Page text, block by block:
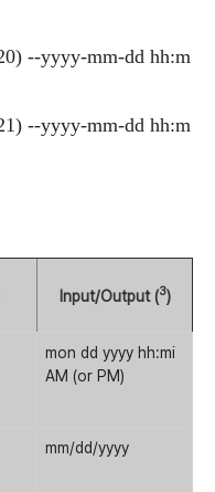
--yyyy-mm-dd hh:m
--yyyy-mm-dd hh:m
Input/Output (3)
mon dd yyyy hh:mi
AM (or PM)
mm/dd/yyyy